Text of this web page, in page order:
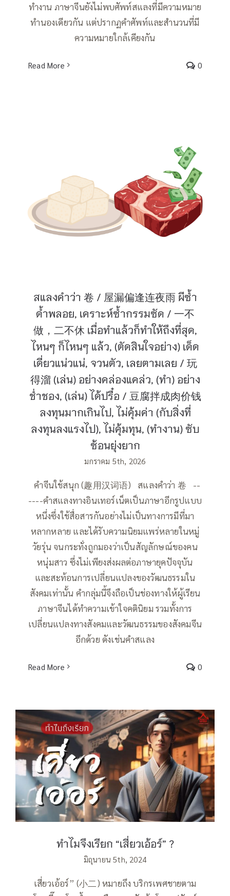
ทำงาน ภาษาจีนยังไม่พบศัพท์สแลงที่มีความหมาย
ทำนองเดียวกัน แต่ปรากฏคำศัพท์และสำนวนที่มี
ความหมายใกล้เคียงกัน
Read More 0
สแลงคำว่า 卷 / 屋漏偏逢连夜雨 ผีซ้ำด้ำ
พลอย, เคราะห์ซ้ำกรรมซัด / 一不做，二
不休 เมื่อทำแล้วก็ทำให้ถึงที่สุด, ไหนๆ ก็
ไหนๆ แล้ว, (ตัดสินใจอย่าง) เด็ดเดี่ยวแน่ว
แน่, จวนตัว, เลยตามเลย / 玩得溜 (เล่น)
อย่างคล่องแคล่ว, (ทำ) อย่างชํ่าชอง, (เล่น)
ได้ปรื๋อ / 豆腐拌成肉价钱 ลงทุนมากเกิน
ไป, ไม่คุ้มค่า (กับสิ่งที่ลงทุนลงแรงไป), ไม่
สแลงคำว่า 卷 / 屋漏偏逢连夜雨 ผีซ้ำ
ด้ำพลอย, เคราะห์ซ้ำกรรมซัด / 一不
做，二不休 เมื่อทำแล้วก็ทำให้ถึงที่สุด,
ไหนๆ ก็ไหนๆ แล้ว, (ตัดสินใจอย่าง) เด็ด
เดี่ยวแน่วแน่, จวนตัว, เลยตามเลย / 玩
得溜 (เล่น) อย่างคล่องแคล่ว, (ทำ) อย่าง
ชํ่าชอง, (เล่น) ได้ปรื๋อ / 豆腐拌成肉价钱
ลงทุนมากเกินไป, ไม่คุ้มค่า (กับสิ่งที่
ลงทุนลงแรงไป), ไม่คุ้มทุน, (ทำงาน) ซับ
ซ้อนยุ่งยาก
มกราคม 5th, 2026
คำจีนใช้สนุก (趣用汉词语) สแลงคำว่า 卷 --
----คำสแลงทางอินเทอร์เน็ตเป็นภาษาอีกรูปแบบ
หนึ่งซึ่งใช้สื่อสารกันอย่างไม่เป็นทางการมีที่มา
หลากหลาย และได้รับความนิยมแพร่หลายในหมู่
วัยรุ่น จนกระทั่งถูกมองว่าเป็นสัญลักษณ์ของคน
หนุ่มสาว ซึ่งไม่เพียงส่งผลต่อภาษายุคปัจจุบัน
และสะท้อนการเปลี่ยนแปลงของวัฒนธรรมใน
สังคมเท่านั้น คำกลุ่มนี้จึงถือเป็นช่องทางให้ผู้เรียน
ภาษาจีนได้ทำความเข้าใจคตินิยม รวมทั้งการ
เปลี่ยนแปลงทางสังคมและวัฒนธรรมของสังคมจีน
อีกด้วย ดังเช่นคำสแลง
Read More 0
ทำไมจึงเรียก “เสี่ยวเอ้อร์” ?
ทำไมจึงเรียก “เสี่ยวเอ้อร์” ?
มิถุนายน 5th, 2024
เสี่ยวเอ้อร์” (小二) หมายถึง บริกรเพศชายตาม